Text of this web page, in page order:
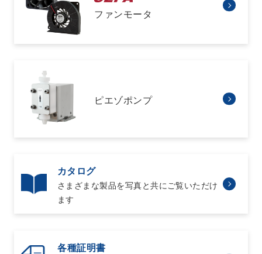
ファンモータ
ピエゾポンプ
カタログ
さまざまな製品を写真と共にご覧いただけ
ます
各種証明書